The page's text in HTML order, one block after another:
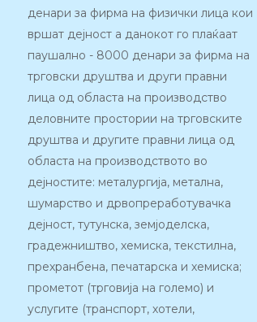
денари за фирма на физички лица кои
вршат дејност а данокот го плаќаат
паушално - 8000 денари за фирма на
трговски друштва и други правни
лица од областа на производство
деловните простории на трговските
друштва и другите правни лица од
областа на производството вo
дејностите: металургија, метална,
шумарство и дрвопреработувачка
дејност, тутунска, земјоделска,
градежништво, хемиска, текстилна,
прехранбена, печатарска и хемиска;
прометот (трговија на големо) и
услугите (транспорт, хотели,